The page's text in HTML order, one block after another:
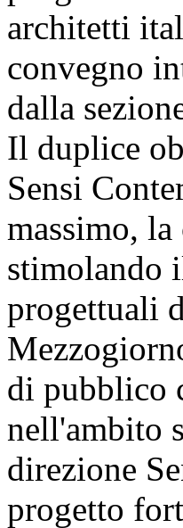
architetti
convegno
dalla
Il duplice
Sensi
massimo,
stimolando
progettuali
di pubblico
nell'ambito
direzione
progetto